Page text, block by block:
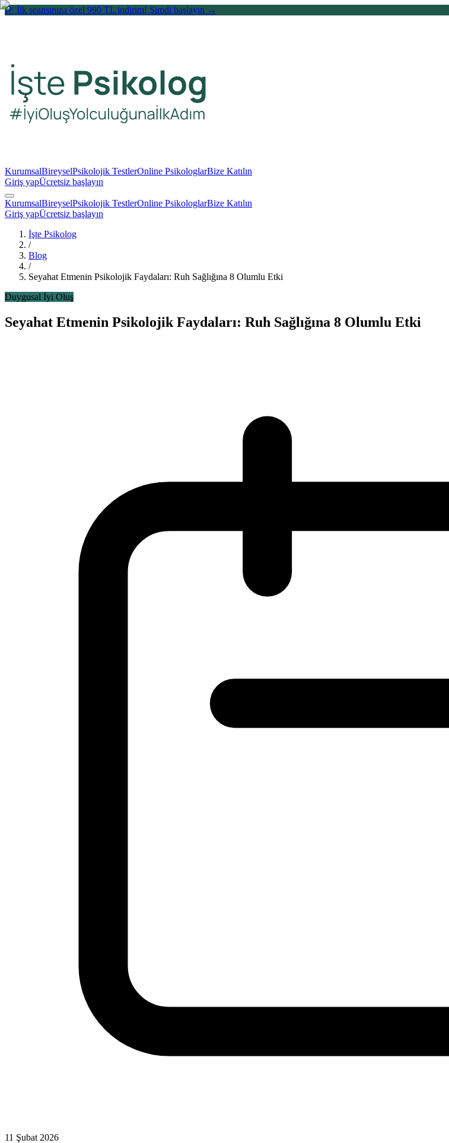
🎉 İlk seansınıza özel 990 TL indirim! Şimdi başlayın →
KurumsalBireyselPsikolojik TestlerOnline PsikologlarBize Katılın
Giriş yapÜcretsiz başlayın
KurumsalBireyselPsikolojik TestlerOnline PsikologlarBize Katılın
Giriş yapÜcretsiz başlayın
İşte Psikolog
/
Blog
/
Seyahat Etmenin Psikolojik Faydaları: Ruh Sağlığına 8 Olumlu Etki
Duygusal İyi Oluş
Seyahat Etmenin Psikolojik Faydaları: Ruh Sağlığına 8 Olumlu Etki
11 Şubat 2026